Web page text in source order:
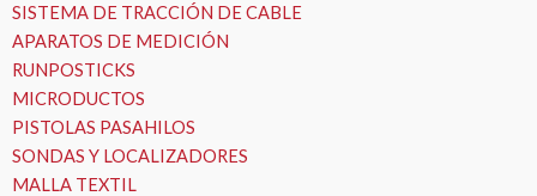
SISTEMA DE TRACCIÓN DE CABLE
APARATOS DE MEDICIÓN
RUNPOSTICKS
MICRODUCTOS
PISTOLAS PASAHILOS
SONDAS Y LOCALIZADORES
MALLA TEXTIL